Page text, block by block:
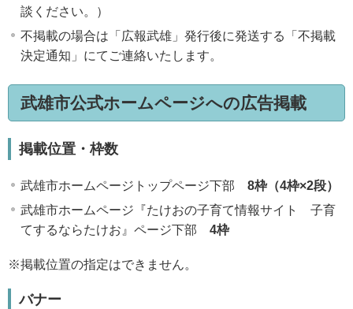
談ください。）
不掲載の場合は「広報武雄」発行後に発送する「不掲載
決定通知」にてご連絡いたします。
武雄市公式ホームページへの広告掲載
掲載位置・枠数
武雄市ホームページトップページ下部 8枠（4枠×2段）
武雄市ホームページ『たけおの子育て情報サイト 子育
てするならたけお』ページ下部 4枠
※掲載位置の指定はできません。
バナー